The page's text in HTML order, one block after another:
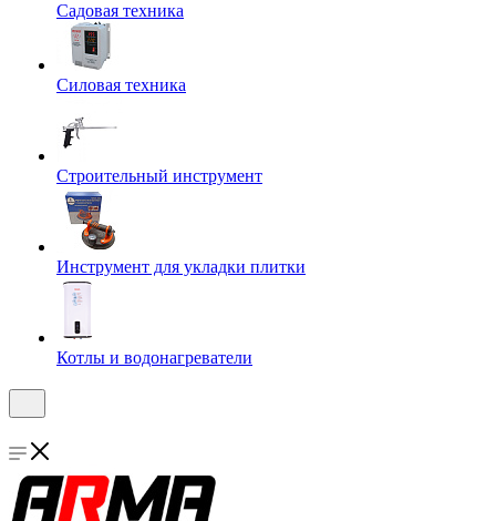
Садовая техника
Силовая техника
Строительный инструмент
Инструмент для укладки плитки
Котлы и водонагреватели